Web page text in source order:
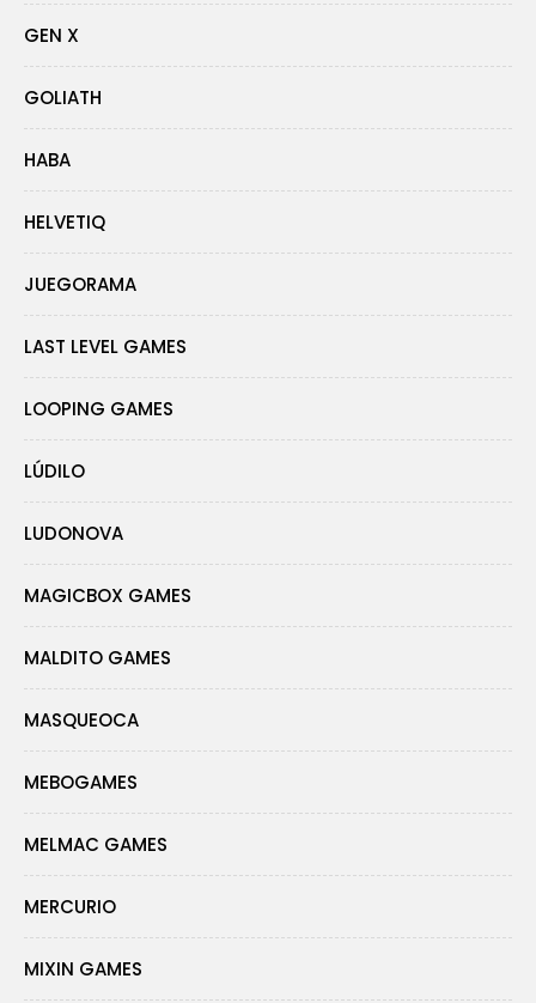
GEN X
GOLIATH
HABA
HELVETIQ
JUEGORAMA
LAST LEVEL GAMES
LOOPING GAMES
LÚDILO
LUDONOVA
MAGICBOX GAMES
MALDITO GAMES
MASQUEOCA
MEBOGAMES
MELMAC GAMES
MERCURIO
MIXIN GAMES